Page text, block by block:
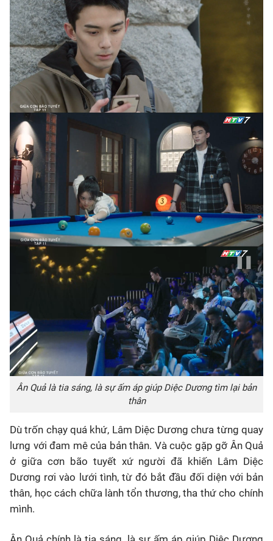
Ân Quả là tia sáng, là sự ấm áp giúp Diệc Dương tìm lại bản
thân
Dù trốn chạy quá khứ, Lâm Diệc Dương chưa từng quay
lưng với đam mê của bản thân. Và cuộc gặp gỡ Ân Quả
ở giữa cơn bão tuyết xứ người đã khiến Lâm Diệc
Dương rơi vào lưới tình, từ đó bắt đầu đối diện với bản
thân, học cách chữa lành tổn thương, tha thứ cho chính
mình.